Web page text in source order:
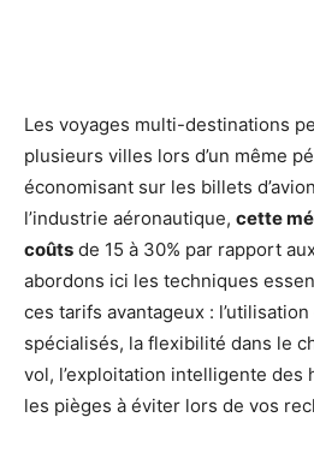
Les voyages multi-destinations
plusieurs villes lors d’un même
économisant sur les billets
l’industrie aéronautique, cette
coûts de 15 à 30% par rapport
abordons ici les techniques
ces tarifs avantageux :
spécialisés, la flexibilité dans le
vol, l’exploitation intelligente des
les pièges à éviter lors de vos